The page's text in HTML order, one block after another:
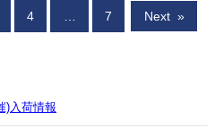
4 7 Next »
)入荷情報